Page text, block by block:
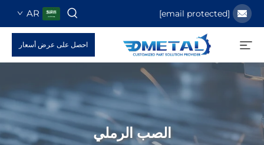
AR
احصل على عرض أسعار
الصب الرملي